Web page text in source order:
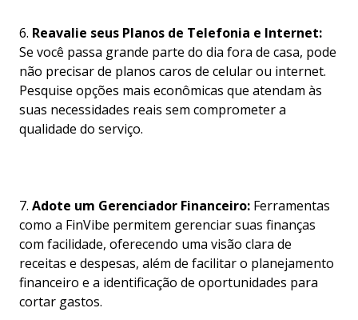
6. Reavalie seus Planos de Telefonia e Internet:
Se você passa grande parte do dia fora de casa, pode
não precisar de planos caros de celular ou internet.
Pesquise opções mais econômicas que atendam às
suas necessidades reais sem comprometer a
qualidade do serviço.
7. Adote um Gerenciador Financeiro: Ferramentas
como a FinVibe permitem gerenciar suas finanças
com facilidade, oferecendo uma visão clara de
receitas e despesas, além de facilitar o planejamento
financeiro e a identificação de oportunidades para
cortar gastos.